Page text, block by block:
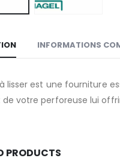
INFORMATIONS
lisser est une fourniture
votre perforeuse lui
PRODUCTS